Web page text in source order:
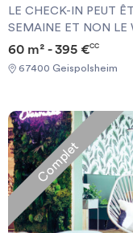
LE CHECK-IN PEUT
SEMAINE ET NON LE WEEK-END
Garantie Visale
[ENG] CHECK-IN CAN ONLY BE DONE ON WEEKDAYS AND
NOT AT WEEKENDS +++You must provide a Visale Guarantee
60 m² - 395 €CC
67400 Geispolsheim
Complet